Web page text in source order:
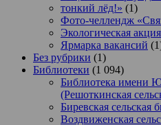
тонкий лёд!» (1)
Фото-челлендж
Экологическая
Ярмарка вакансий
Без рубрики (1)
Библиотеки (1 094)
Библиотека имени
(Решоткинская
Биревская сельская
Воздвиженская